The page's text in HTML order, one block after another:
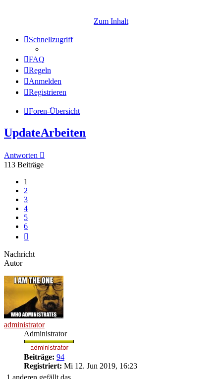
Zum Inhalt
Schnellzugriff
FAQ
Regeln
Anmelden
Registrieren
Foren-Übersicht
UpdateArbeiten
Antworten
113 Beiträge
1
2
3
4
5
6
Nachricht
Autor
administrator
Administrator
Beiträge: 94
Registriert: Mi 12. Jun 2019, 16:23
1 anderen gefällt das